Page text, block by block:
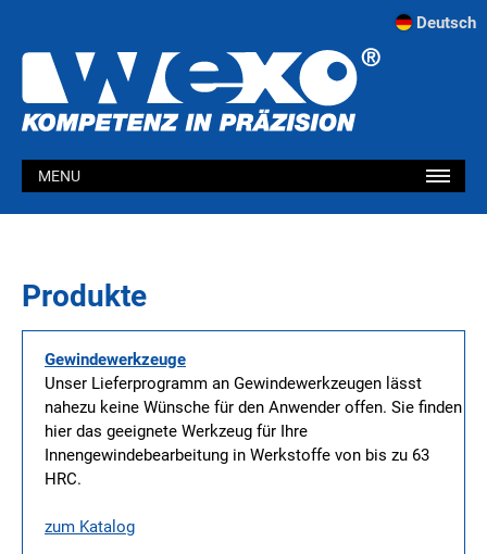
Deutsch
MENU
Produkte
Gewindewerkzeuge
Unser Lieferprogramm an Gewindewerkzeugen lässt
nahezu keine Wünsche für den Anwender offen. Sie finden
hier das geeignete Werkzeug für Ihre
Innengewindebearbeitung in Werkstoffe von bis zu 63
HRC.
zum Katalog